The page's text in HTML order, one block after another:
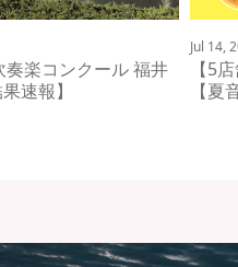
楽コンクール 福井
速報】
Jul 14,
【5
【夏